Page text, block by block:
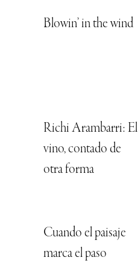
Blowin’ in the wind
Richi Arambarri: El
vino, contado de
otra forma
Cuando el paisaje
marca el paso